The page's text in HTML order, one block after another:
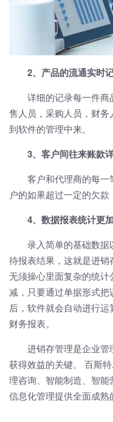
2、产品的流通实时
详细的记录每一件商
售人员，采购人员，财
到软件的管理中来。
3、客户间往来账款
客户和代理商的每一
户的如果超过一定的欠款
4、数据报表统计更
录入简单的基础数据
待报表结果，这就是进
无须操心里面复杂的统
减，只要通过单据形式
后，软件就会自动进行
财务报表。
进销存管理是企业管
获得效益的关键。 百斯
理咨询、智能制造、智
信息化管理提供全面成熟